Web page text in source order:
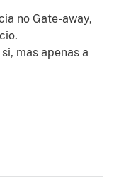
no Gate-away,
mas apenas a